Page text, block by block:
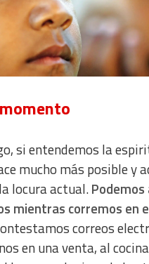
si entendemos la
mucho más posible y
locura actual.
mientras corremos en
correos
en una venta, al